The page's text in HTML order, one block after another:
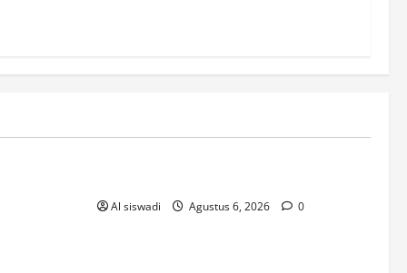
Al siswadi Agustus 6, 2026 0